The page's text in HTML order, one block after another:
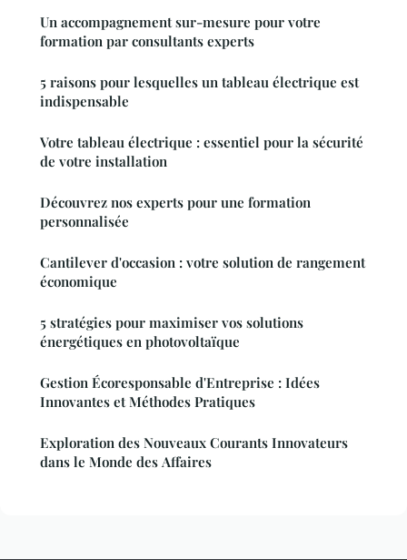
Un accompagnement sur-mesure pour votre
formation par consultants experts
5 raisons pour lesquelles un tableau électrique est
indispensable
Votre tableau électrique : essentiel pour la sécurité
de votre installation
Découvrez nos experts pour une formation
personnalisée
Cantilever d'occasion : votre solution de rangement
économique
5 stratégies pour maximiser vos solutions
énergétiques en photovoltaïque
Gestion Écoresponsable d'Entreprise : Idées
Innovantes et Méthodes Pratiques
Exploration des Nouveaux Courants Innovateurs
dans le Monde des Affaires